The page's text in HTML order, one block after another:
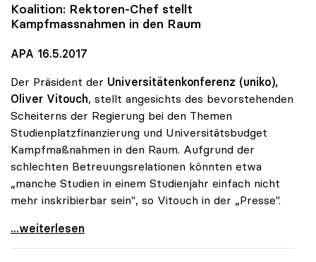
Koalition: Rektoren-Chef stellt
Kampfmassnahmen in den Raum
APA 16.5.2017
Der Präsident der Universitätenkonferenz (uniko),
Oliver Vitouch, stellt angesichts des bevorstehenden
Scheiterns der Regierung bei den Themen
Studienplatzfinanzierung und Universitätsbudget
Kampfmaßnahmen in den Raum. Aufgrund der
schlechten Betreuungsrelationen könnten etwa
„manche Studien in einem Studienjahr einfach nicht
mehr inskribierbar sein", so Vitouch in der „Presse".
Koalition: Rektoren-Chef stellt Kampfmassnahmen in
...weiterlesen